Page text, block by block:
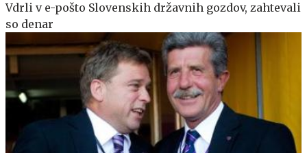
Vdrli v e-pošto Slovenskih državnih gozdov, zahtevali
so denar